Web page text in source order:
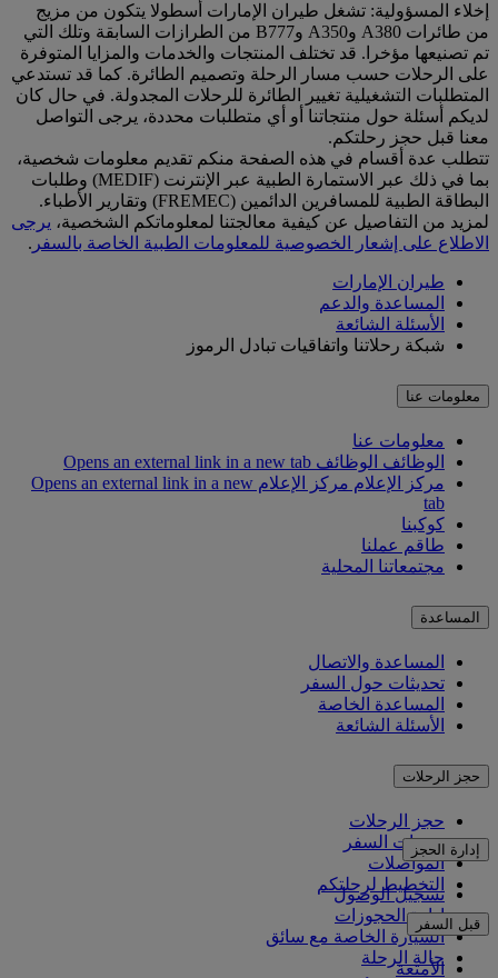
إخلاء المسؤولية: تشغل طيران الإمارات أسطولا يتكون من مزيج
من طائرات A380 وA350 وB777 من الطرازات السابقة وتلك التي
تم تصنيعها مؤخرا. قد تختلف المنتجات والخدمات والمزايا المتوفرة
على الرحلات حسب مسار الرحلة وتصميم الطائرة. كما قد تستدعي
المتطلبات التشغيلية تغيير الطائرة للرحلات المجدولة. في حال كان
لديكم أسئلة حول منتجاتنا أو أي متطلبات محددة، يرجى التواصل
معنا قبل حجز رحلتكم.
تتطلب عدة أقسام في هذه الصفحة منكم تقديم معلومات شخصية،
بما في ذلك عبر الاستمارة الطبية عبر الإنترنت (MEDIF) وطلبات
البطاقة الطبية للمسافرين الدائمين (FREMEC) وتقارير الأطباء.
لمزيد من التفاصيل عن كيفية معالجتنا لمعلوماتكم الشخصية، يرجى
الاطلاع على إشعار الخصوصية للمعلومات الطبية الخاصة بالسفر .
طيران الإمارات
المساعدة والدعم
الأسئلة الشائعة
شبكة رحلاتنا واتفاقيات تبادل الرموز
معلومات عنا
معلومات عنا
الوظائف الوظائف Opens an external link in a new tab
مركز الإعلام
مركز الإعلام Opens an external link in a new
tab
كوكبنا
طاقم عملنا
مجتمعاتنا المحلية
المساعدة
المساعدة والاتصال
تحديثات حول السفر
المساعدة الخاصة
الأسئلة الشائعة
حجز الرحلات
حجز الرحلات
خدمات السفر
المواصلات
التخطيط لرحلتكم
إدارة الحجز
تسجيل الوصول
إدارة الحجوزات
السيارة الخاصة مع سائق
حالة الرحلة
قبل السفر
الأمتعة